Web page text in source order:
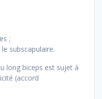
;
subscapulaire.
long biceps est sujet à
(accord